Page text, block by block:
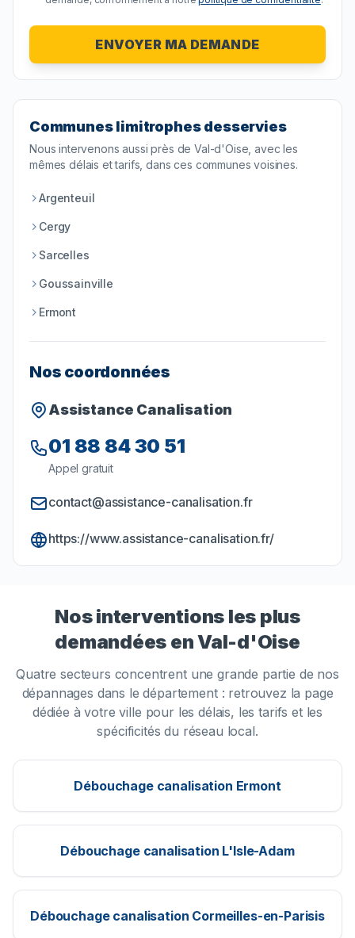
ENVOYER MA DEMANDE
Communes limitrophes desservies
Nous intervenons aussi près deVal-d'Oise , avec les
mêmes délais et tarifs, dans ces communes voisines.
Argenteuil
Cergy
Sarcelles
Goussainville
Ermont
Nos coordonnées
Assistance Canalisation
01 88 84 30 51
Appel gratuit
contact@assistance-canalisation.fr
https://www.assistance-canalisation.fr/
Nos interventions les plus
demandées enVal-d'Oise
Quatre secteurs concentrent une grande partie de nos
dépannages dans le département : retrouvez la page
dédiée à votre ville pour les délais, les tarifs et les
spécificités du réseau local.
Débouchage canalisation Ermont
Débouchage canalisation L'Isle-Adam
Débouchage canalisation Cormeilles-en-Parisis